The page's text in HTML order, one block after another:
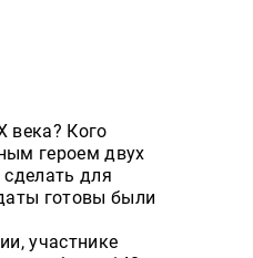
века? Кого
героем двух
для
готовы были
участнике